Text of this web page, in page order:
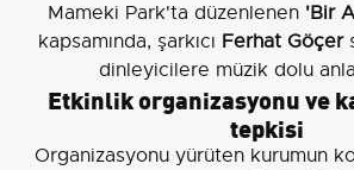
Mameki Park'ta düzenlenen 'Bir
kapsamında, şarkıcı Ferhat Göçer
dinleyicilere müzik dolu
Etkinlik organizasyonu ve
tepkisi
Organizasyonu yürüten kurumun